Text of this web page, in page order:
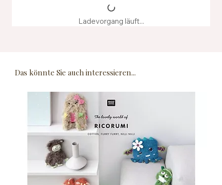
Ladevorgang läuft...
Das könnte Sie auch interessieren...